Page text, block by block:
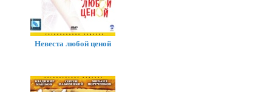
Невеста любой ценой